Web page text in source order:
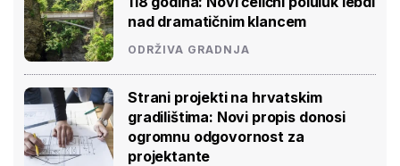
nad dramatičnim klancem
ODRŽIVA GRADNJA
Strani projekti na hrvatskim
gradilištima: Novi propis donosi
ogromnu odgovornost za
projektante